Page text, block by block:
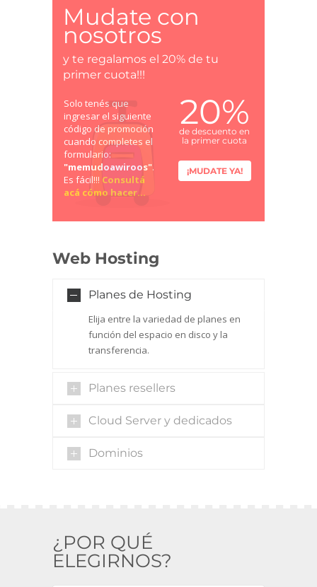
Mudate con
nosotros
y te regalamos el 20% de tu
primer cuota!!!
Solo tenés que
ingresar el siguiente
código de promoción
cuando completes el
formulario:
"memudoawiroos".
Es fácil!!! Consultá
acá cómo hacer...
20%
de descuento en
la primer cuota
¡MUDATE YA!
Web Hosting
Planes de Hosting
Elija entre la variedad de planes en
función del espacio en disco y la
transferencia.
Planes resellers
Cloud Server y dedicados
Dominios
¿POR QUÉ
ELEGIRNOS?